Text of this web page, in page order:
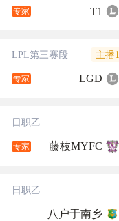
专家 T1
LPL第三赛段 主播1
专家 LGD
日职乙
专家 藤枝MYFC
日职乙
八户于南乡